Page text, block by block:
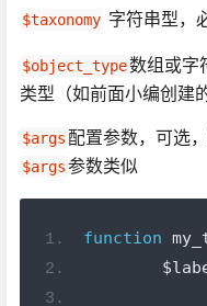
$taxonomy 字符串型，
$object_type数组或字
类型（如前面小编创建
$args 配置参数，可选
$args参数类似
function